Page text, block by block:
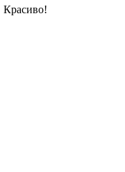
Красиво!